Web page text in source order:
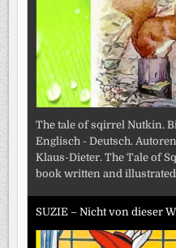
The tale of sqirrel Nutkin.
Englisch - Deutsch.
Klaus-Dieter. The Tale of
book written and
SUZIE – Nicht von dieser